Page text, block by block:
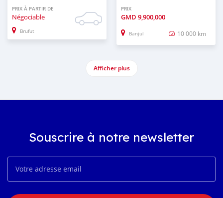
PRIX À PARTIR DE
Négociable
Brufut
PRIX
GMD 9,900,000
Banjul 10 000 km
Afficher plus
Souscrire à notre newsletter